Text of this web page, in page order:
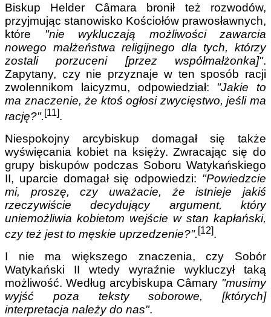
Biskup Helder Câmara bronił też rozwodów,
przyjmując stanowisko Kościołów prawosławnych,
które "nie wykluczają możliwości zawarcia
nowego małżeństwa religijnego dla tych, którzy
zostali porzuceni [przez współmałżonka]".
Zapytany, czy nie przyznaje w ten sposób racji
zwolennikom laicyzmu, odpowiedział: "Jakie to
ma znaczenie, że ktoś ogłosi zwycięstwo, jeśli ma
rację?". [11].
Niespokojny arcybiskup domagał się także
wyświęcania kobiet na księży. Zwracając się do
grupy biskupów podczas Soboru Watykańskiego
II, uparcie domagał się odpowiedzi: "Powiedzcie
mi, proszę, czy uważacie, że istnieje jakiś
rzeczywiście decydujący argument, który
uniemożliwia kobietom wejście w stan kapłański,
czy też jest to męskie uprzedzenie?". [12].
I nie ma większego znaczenia, czy Sobór
Watykański II wtedy wyraźnie wykluczył taką
możliwość. Według arcybiskupa Câmary "musimy
wyjść poza teksty soborowe, [których]
interpretacja należy do nas".